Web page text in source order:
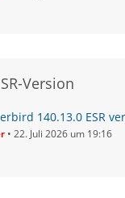
Version
140.13.0 ESR
22. Juli 2026 um 19:16